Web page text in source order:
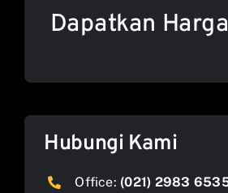
Dapatkan
Hubungi Kami
Office: (021) 2983